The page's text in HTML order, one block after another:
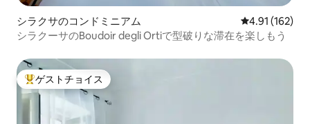
シラクサのコンドミニアム レビュー162
4.91 (162)
シラクーサのBoudoir degli Ortiで型破りな滞在を楽しもう
大好評のゲストチョイスです。
ゲストチョイス